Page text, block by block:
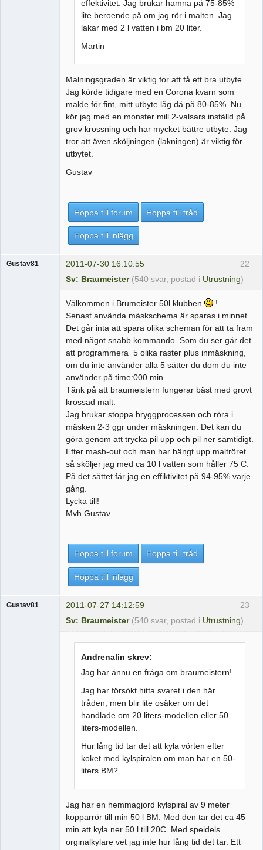
effektivitet. Jag brukar hamna på 75-85%
lite beroende på om jag rör i malten. Jag
lakar med 2 l vatten i bm 20 liter.
Martin
Malningsgraden är viktig for att få ett bra utbyte.
Jag körde tidigare med en Corona kvarn som
malde för fint, mitt utbyte låg då på 80-85%. Nu
kör jag med en monster mill 2-valsars inställd på
grov krossning och har mycket bättre utbyte. Jag
tror att även sköljningen (lakningen) är viktig för
utbytet.
Gustav
Hoppa till forum Hoppa till tråd
Hoppa till inlägg
22
Gustav81
2011-07-30 16:10:55
Sv: Braumeister (540 svar, postad i Utrustning)
Välkommen i Brumeister 50l klubben
!
Senast använda mäskschema är sparas i minnet.
Det går inta att spara olika scheman för att ta fram
med något snabb kommando. Som du ser går det
att programmera 5 olika raster plus inmäskning,
om du inte använder alla 5 sätter du dom du inte
använder på time:000 min.
Tänk på att braumeistern fungerar bäst med grovt
krossad malt.
Jag brukar stoppa bryggprocessen och röra i
mäsken 2-3 ggr under mäskningen. Det kan du
göra genom att trycka pil upp och pil ner samtidigt.
Efter mash-out och man har hängt upp maltröret
så sköljer jag med ca 10 l vatten som håller 75 C.
På det sättet får jag en effiktivitet på 94-95% varje
gång.
Lycka till!
Mvh Gustav
Hoppa till forum Hoppa till tråd
Hoppa till inlägg
23
Gustav81
2011-07-27 14:12:59
Sv: Braumeister (540 svar, postad i Utrustning)
Andrenalin skrev:
Jag har ännu en fråga om braumeistern!
Jag har försökt hitta svaret i den här
tråden, men blir lite osäker om det
handlade om 20 liters-modellen eller 50
liters-modellen.
Hur lång tid tar det att kyla vörten efter
koket med kylspiralen om man har en 50-
liters BM?
Jag har en hemmagjord kylspiral av 9 meter
kopparrör till min 50 l BM. Med den tar det ca 45
min att kyla ner 50 l till 20C. Med speidels
orginalkylare vet jag inte hur lång tid det tar. Ett